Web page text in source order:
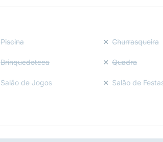
Piscina Churrasqueira
Brinquedoteca Quadra
Salão de Jogos Salão de